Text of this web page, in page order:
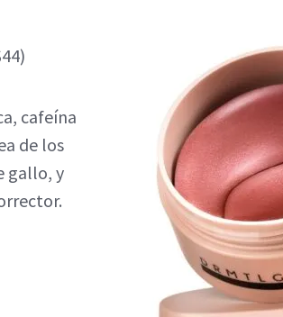
cafeína
de los
gallo, y